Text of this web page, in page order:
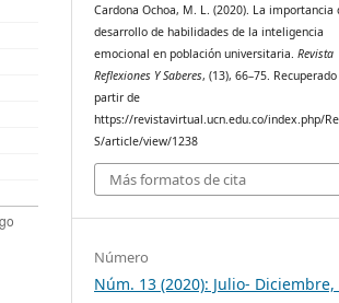
Cardona Ochoa, M. L. (2020). La importancia
desarrollo de habilidades de la inteligencia
emocional en población universitaria.Revista
Reflexiones Y Saberes, (13), 66–75. Recuperado
partir de
https://revistavirtual.ucn.edu.co/index.php/
S/article/view/1238
Más formatos de cita
Número
Núm. 13 (2020): Julio- Diciembre,